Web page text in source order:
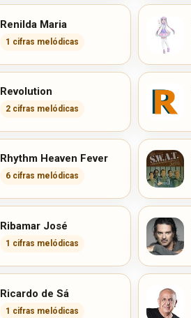
Renilda Maria
1 cifras melódicas
Revolution
2 cifras melódicas
Rhythm Heaven Fever
6 cifras melódicas
Ribamar José
1 cifras melódicas
Ricardo de Sá
1 cifras melódicas